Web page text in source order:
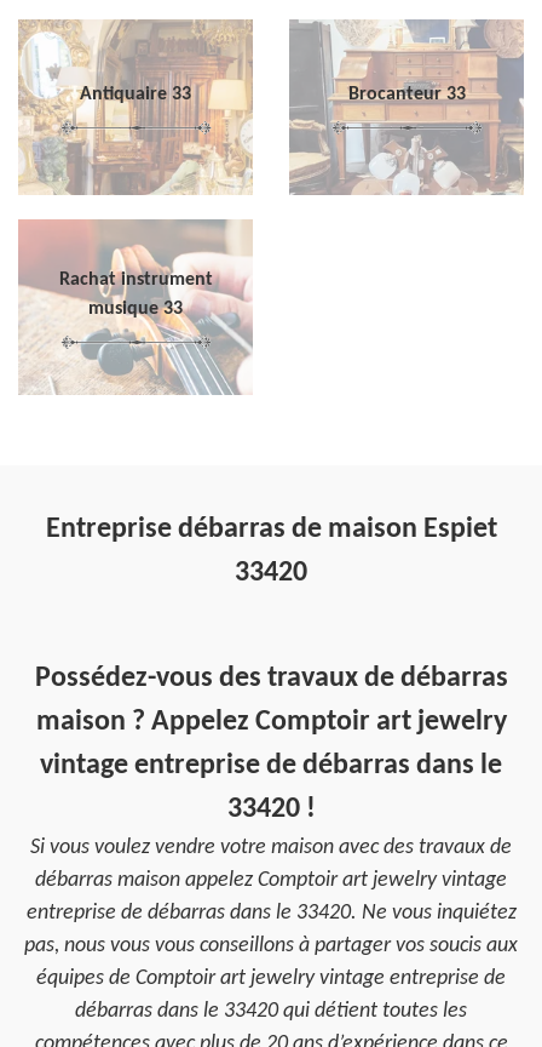
Antiquaire 33 Brocanteur 33
Rachat instrument
musique 33
Entreprise débarras de maison Espiet
33420
Possédez-vous des travaux de débarras
maison ? Appelez Comptoir art jewelry
vintage entreprise de débarras dans le
33420 !
Si vous voulez vendre votre maison avec des travaux de
débarras maison appelez Comptoir art jewelry vintage
entreprise de débarras dans le 33420. Ne vous inquiétez
pas, nous vous vous conseillons à partager vos soucis aux
équipes de Comptoir art jewelry vintage entreprise de
débarras dans le 33420 qui détient toutes les